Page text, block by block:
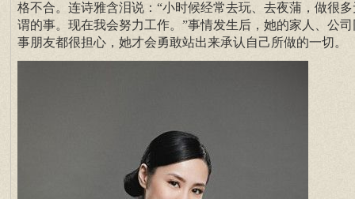
格不合。连诗雅含泪说：“小时候经常去玩、去夜蒲，做很多
谓的事。现在我会努力工作。”事情发生后，她的家人、公司
事朋友都很担心，她才会勇敢站出来承认自己所做的一切。